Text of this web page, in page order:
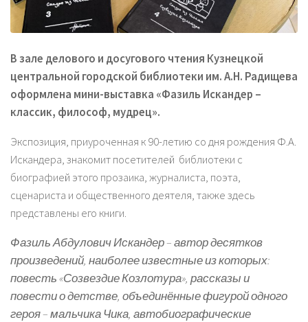
В зале делового и досугового чтения Кузнецкой
центральной городской библиотеки им. А.Н. Радищева
оформлена мини-выставка «Фазиль Искандер –
классик, философ, мудрец».
Экспозиция, приуроченная к 90-летию со дня рождения Ф.А.
Искандера, знакомит посетителей библиотеки с
биографией этого прозаика, журналиста, поэта,
сценариста и общественного деятеля, также здесь
представлены его книги.
Фазиль Абдулович Искандер – автор десятков
произведений, наиболее известные из которых:
повесть «Созвездие Козлотура», рассказы и
повести о детстве, объединённые фигурой одного
героя – мальчика Чика, автобиографические